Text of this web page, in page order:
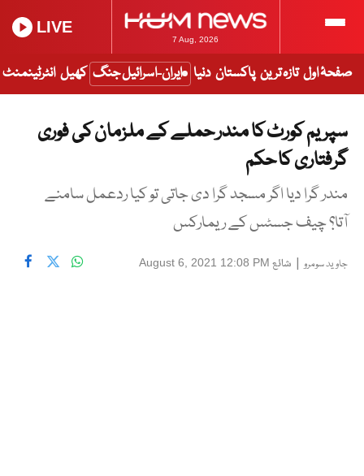
7 Aug, 2026
LIVE
صفحۂ اول تازہ ترین پاکستان دنیا ایران-اسرائیل جنگ کھیل انٹرٹینمنٹ
سپریم کورٹ کا مندر حملے کے ملزمان کی فوری
گرفتاری کا حکم
مندر گرا دیا اگر مسجد گرا دی جاتی تو کیا ردعمل سامنے
آتا؟ چیف جسٹس کے ریمارکس
جاوید سومرو| شائع August 6, 2021 12:08 PM